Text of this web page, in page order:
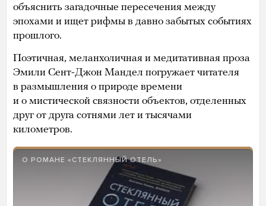
объяснить загадочные пересечения между
эпохами и ищет рифмы в давно забытых событиях
прошлого.
Поэтичная, меланхоличная и медитативная проза
Эмили Сент-Джон Мандел погружает читателя
в размышления о природе времени
и о мистической связности объектов, отделенных
друг от друга сотнями лет и тысячами
километров.
О РОМАНЕ «СТЕКЛЯННЫЙ ОТЕЛЬ»